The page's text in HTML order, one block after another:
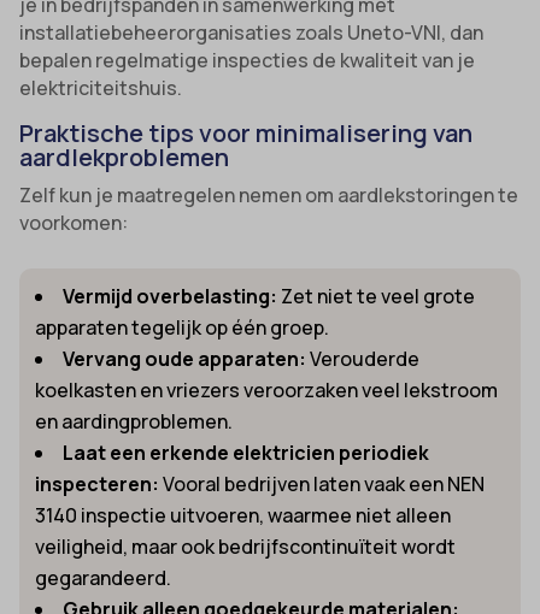
installatiebeheerorganisaties zoals Uneto-VNI, dan
bepalen regelmatige inspecties de kwaliteit van je
elektriciteitshuis.
Praktische tips voor minimalisering van
aardlekproblemen
Zelf kun je maatregelen nemen om aardlekstoringen te
voorkomen:
Vermijd overbelasting: Zet niet te veel grote
apparaten tegelijk op één groep.
Vervang oude apparaten: Verouderde
koelkasten en vriezers veroorzaken veel lekstroom
en aardingproblemen.
Laat een erkende elektricien periodiek
inspecteren: Vooral bedrijven laten vaak een NEN
3140 inspectie uitvoeren, waarmee niet alleen
veiligheid, maar ook bedrijfscontinuïteit wordt
gegarandeerd.